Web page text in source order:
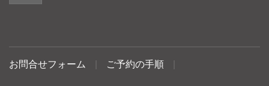
お問合せフォーム ご予約の手順